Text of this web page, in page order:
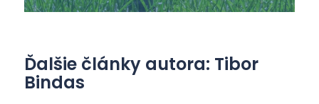
Ďalšie články autora: Tibor
Bindas